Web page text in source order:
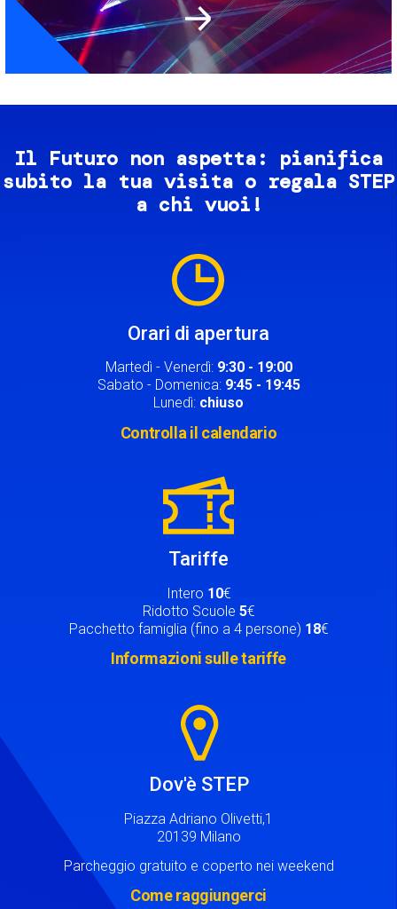
Il Futuro non aspetta: pianifica
subito la tua visita o regala STEP
a chi vuoi!
Orari di apertura
Martedì - Venerdì: 9:30 - 19:00
Sabato - Domenica: 9:45 - 19:45
Lunedì: chiuso
Controlla il calendario
Tariffe
Intero 10€
Ridotto Scuole 5€
Pacchetto famiglia (fino a 4 persone) 18€
Informazioni sulle tariffe
Dov'è STEP
Piazza Adriano Olivetti,1
20139 Milano
Parcheggio gratuito e coperto nei weekend
Come raggiungerci